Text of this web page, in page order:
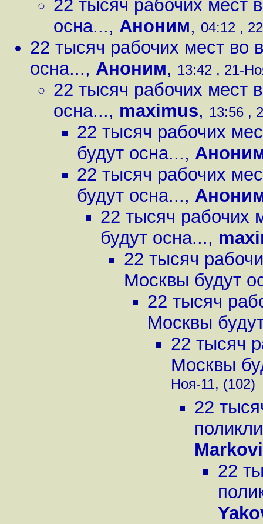
22 тысяч рабочих мест
осна..., Аноним, 04:12 ,
22 тысяч рабочих мест во
осна..., Аноним, 13:42 , 21-
22 тысяч рабочих мест
осна..., maximus, 13:56 ,
22 тысяч рабочих
будут осна...,
22 тысяч рабочих
будут осна...,
22 тысяч рабочих
будут осна...,
22 тысяч
Москвы будут
22 тысяч
Москвы
22 тысяч
Москвы
Ноя-11, (102)
22
22